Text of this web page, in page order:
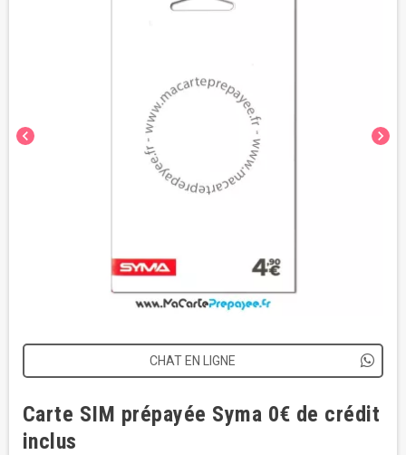
chevron_left chevron_right
CHAT EN LIGNE
Carte SIM prépayée Syma 0€ de crédit
inclus